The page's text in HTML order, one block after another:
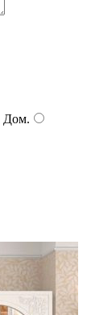
Дом.